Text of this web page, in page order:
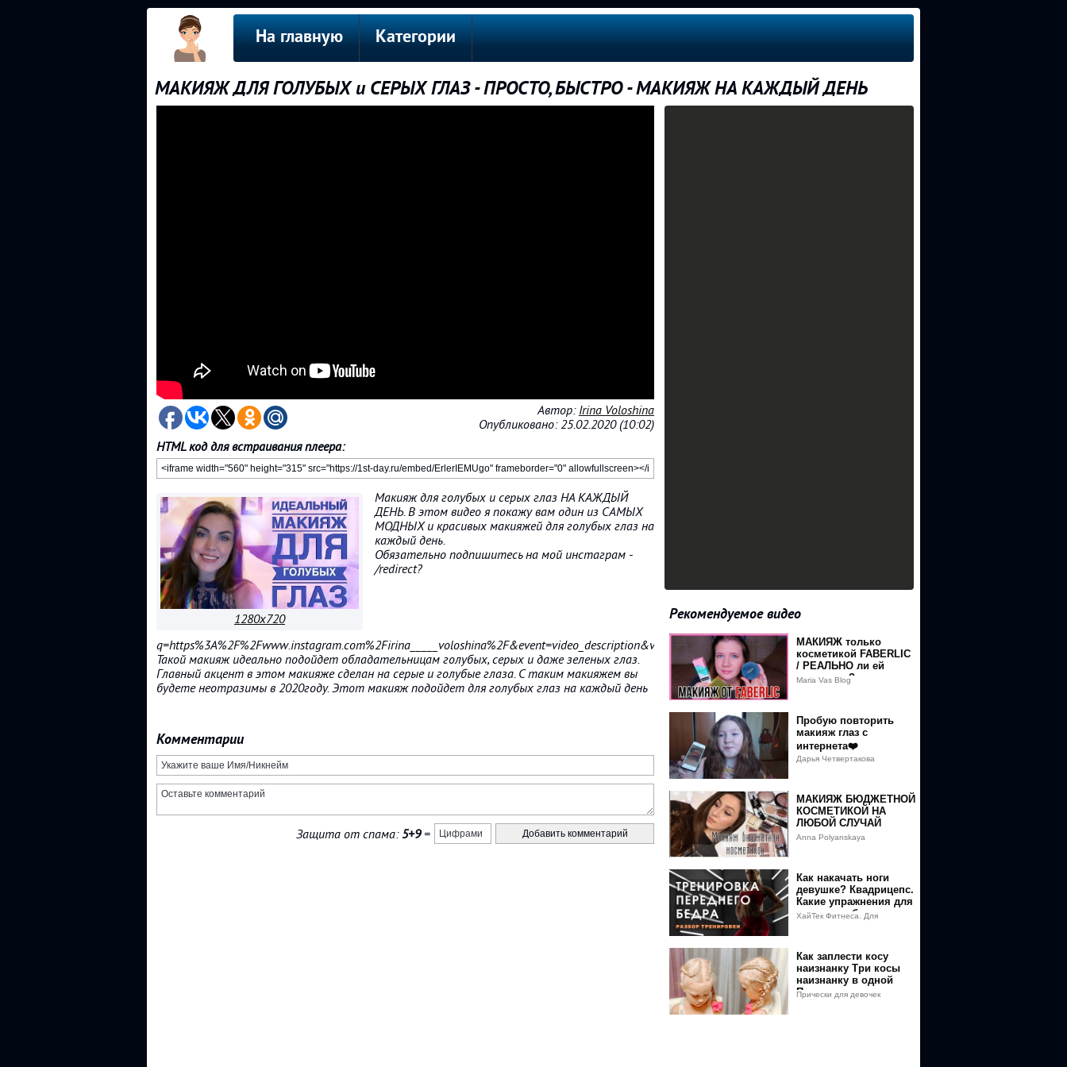
На главную Категории
МАКИЯЖ ДЛЯ ГОЛУБЫХ и СЕРЫХ ГЛАЗ - ПРОСТО, БЫСТРО - МАКИЯЖ НА КАЖДЫЙ ДЕНЬ
Автор: Irina Voloshina
Опубликовано: 25.02.2020 (10:02)
HTML код для встраивания плеера:
1280x720
Макияж для голубых и серых глаз НА КАЖДЫЙ
ДЕНЬ. В этом видео я покажу вам один из САМЫХ
МОДНЫХ и красивых макияжей для голубых глаз на
каждый день.
Обязательно подпишитесь на мой инстаграм -
/redirect?
Такой макияж идеально подойдет обладательницам голубых, серых и даже зеленых глаз.
Главный акцент в этом макияже сделан на серые и голубые глаза. С таким макияжем вы
будете неотразимы в 2020году. Этот макияж подойдет для голубых глаз на каждый день
Комментарии
Защита от спама:5+9=
Рекомендуемое видео
МАКИЯЖ только
косметикой FABERLIC
/ РЕАЛЬНО ли ей
краситься?
Maria Vas Blog
Пробую повторить
макияж глаз с
интернета❤️
Дарья Четвертакова
МАКИЯЖ БЮДЖЕТНОЙ
КОСМЕТИКОЙ НА
ЛЮБОЙ СЛУЧАЙ
Anna Polyanskaya
Как накачать ноги
девушке? Квадрицепс.
Какие упражнения для
переднего бедра
ХайТек Фитнеса. Для
Как заплести косу
наизнанку Три косы
наизнанку в одной
Прически для девочек
Прически для девочек